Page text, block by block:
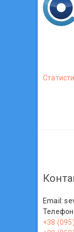
Email:
Телефон:
+38